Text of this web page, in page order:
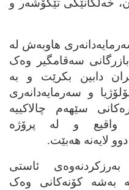
خه‌ڵکانێکی تێکۆشه‌ر و
هاوبه‌ش له‌
بازرگانی سه‌قامگیر وه‌ک
دابین بکرێت و به‌
و سه‌رمایه‌دانه‌ری
سێهه‌م چالاکییه‌
واقیع و له‌ پرۆژه‌
لایه‌نه‌ هه‌بێت.
ئاستی
له‌ به‌شه‌ کۆنه‌کانی وه‌ک